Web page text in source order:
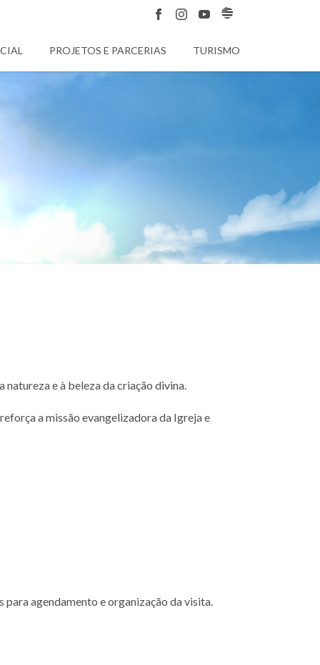
PROJETOS E PARCERIAS TURISMO
e à beleza da criação divina.
a missão evangelizadora da Igreja e
agendamento e organização da visita.